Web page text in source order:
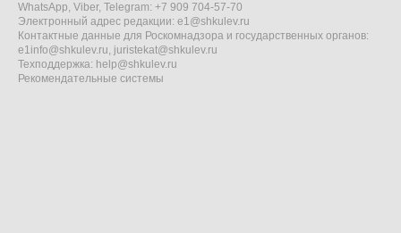
WhatsApp, Viber, Telegram: +7 909 704-57-70
Электронный адрес редакции: e1@shkulev.ru
Контактные данные для Роскомнадзора и государственных органов:
e1info@shkulev.ru, juristekat@shkulev.ru
Техподдержка: help@shkulev.ru
Рекомендательные системы